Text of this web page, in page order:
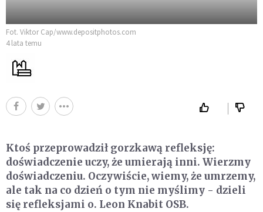
Fot. Viktor Cap/www.depositphotos.com
4 lata temu
Ktoś przeprowadził gorzkawą refleksję:
doświadczenie uczy, że umierają inni. Wierzmy
doświadczeniu. Oczywiście, wiemy, że umrzemy,
ale tak na co dzień o tym nie myślimy - dzieli
się refleksjami o. Leon Knabit OSB.